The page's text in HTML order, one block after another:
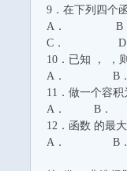
9．在下列四
A． B
C． D．
10．已知
A． B
11．做一个容
A． B．
12．函数
A． B